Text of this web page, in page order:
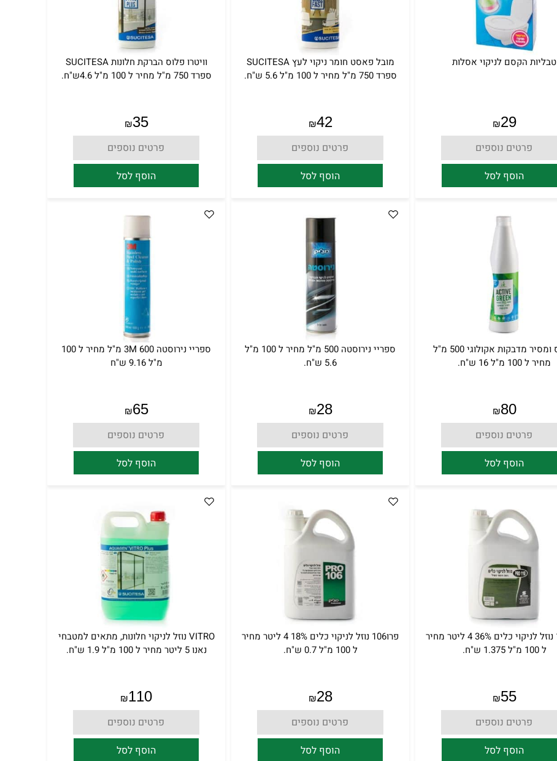
טבליות הקסם לניקוי אסלות
₪29
פרטים נוספים
הוסף לסל
מובל פאסט חומר ניקוי לעץ SUCITESA
ספרד 750 מ"ל מחיר ל 100 מ"ל 5.6 ש"ח.
₪42
פרטים נוספים
הוסף לסל
וויטרו פלוס הברקת חלונות SUCITESA
ספרד 750 מ"ל מחיר ל 100 מ"ל 4.6ש"ח.
₪35
פרטים נוספים
הוסף לסל
ממיס ומסיר מדבקות אקולוגי 500 מ"ל
מחיר ל 100 מ"ל 16 ש"ח.
₪80
פרטים נוספים
הוסף לסל
ספריי נירוסטה 500 מ"ל מחיר ל 100 מ"ל
5.6 ש"ח.
₪28
פרטים נוספים
הוסף לסל
ספריי נירוסטה 3M 600 מ"ל מחיר ל 100
מ"ל 9.16 ש"ח
₪65
פרטים נוספים
הוסף לסל
פרו110 נוזל לניקוי כלים 36% 4 ליטר מחיר
ל 100 מ"ל 1.375 ש"ח.
₪55
פרטים נוספים
הוסף לסל
פרו106 נוזל לניקוי כלים 18% 4 ליטר מחיר
ל 100 מ"ל 0.7 ש"ח.
₪28
פרטים נוספים
הוסף לסל
VITRO נוזל לניקוי חלונות, מתאים למטבחי
נאנו 5 ליטר מחיר ל 100 מ"ל 1.9 ש"ח.
₪110
פרטים נוספים
הוסף לסל